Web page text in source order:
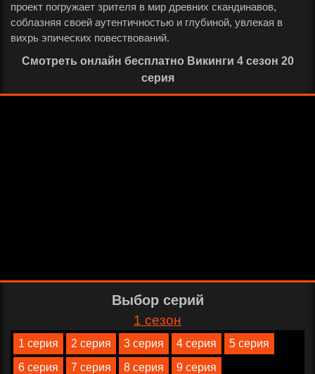
проект погружает зрителя в мир древних скандинавов,
соблазняя своей аутентичностью и глубиной, увлекая в
вихрь эпических повествований.
Смотреть онлайн бесплатно Викинги 4 сезон 20
серия
Выбор серий
1 сезон
1 серия 2 серия 3 серия 4 серия
5 серия
6 серия
7 серия 8 серия 9 серия